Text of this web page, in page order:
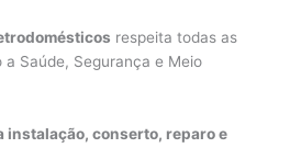
respeita todas as
a Saúde, Segurança e Meio
instalação, conserto, reparo e